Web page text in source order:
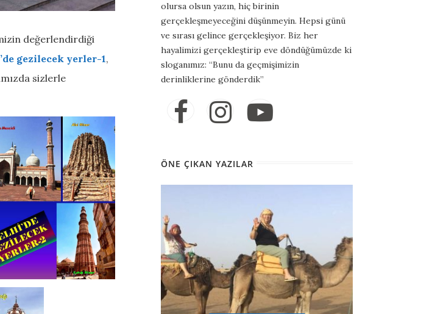
değerlendirdiği
gezilecek yerler-1,
sizlerle
olursa olsun yazın, hiç birinin
gerçekleşmeyeceğini düşünmeyin. Hepsi günü
ve sırası gelince gerçekleşiyor. Biz her
hayalimizi gerçekleştirip eve döndüğümüzde ki
sloganımız: “Bunu da geçmişimizin
derinliklerine gönderdik”
ÖNE ÇIKAN YAZILAR